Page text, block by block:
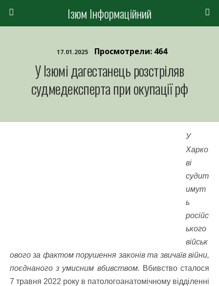
Ізюм Інформаційний
17.01.2025 Просмотрели: 464
У Ізюмі дагестанець розстріляв
судмедексперта при окупації рф
У
Харко
ві
судит
имут
ь
російс
ького
військ
ового за фактом порушення законів та звичаїв війни,
поєднаного з умисним вбивством. Вбивство сталося
7 травня 2022 року в патологоанатомічному відділенні